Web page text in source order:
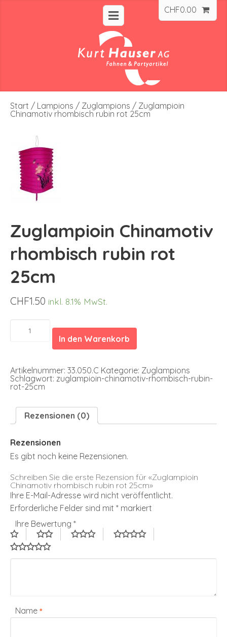
CHF0.00
Start / Lampions / Zuglampions / Zuglampioin
Chinamotiv rhombisch rubin rot 25cm
Zuglampioin Chinamotiv
rhombisch rubin rot
25cm
CHF1.50 inkl. 8.1% MwSt.
Zuglampioin
Chinamotiv
rhombisch
Menge
In den Warenkorb
Artikelnummer: 33.050.C Kategorie: Zuglampions
Schlagwort: zuglampioin-chinamotiv-rhombisch-rubin-
rot-25cm
Rezensionen (0)
Rezensionen
Es gibt noch keine Rezensionen.
Schreiben Sie die erste Rezension für «Zuglampioin
Chinamotiv rhombisch rubin rot 25cm»
Ihre E-Mail-Adresse wird nicht veröffentlicht.
Erforderliche Felder sind mit * markiert
Ihre Bewertung *
Name *